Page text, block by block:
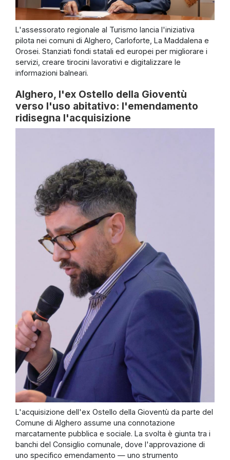
L'assessorato regionale al Turismo lancia l'iniziativa
pilota nei comuni di Alghero, Carloforte, La Maddalena e
Orosei. Stanziati fondi statali ed europei per migliorare i
servizi, creare tirocini lavorativi e digitalizzare le
informazioni balneari.
Alghero, l'ex Ostello della Gioventù
verso l'uso abitativo: l'emendamento
ridisegna l'acquisizione
L'acquisizione dell'ex Ostello della Gioventù da parte del
Comune di Alghero assume una connotazione
marcatamente pubblica e sociale. La svolta è giunta tra i
banchi del Consiglio comunale, dove l'approvazione di
uno specifico emendamento — uno strumento